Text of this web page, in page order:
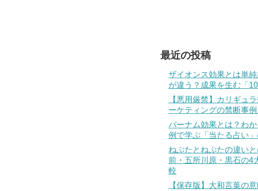
最近の投稿
ザイオンス効果とは単
が違う？成果を生む「10
【悪用厳禁】カリギュ
ーケティングの禁断事
バーナム効果とは？わ
例で学ぶ「当たる占い
ねぶたとねぷたの違い
前・五所川原・黒石の4
較
【保存版】大和言葉の